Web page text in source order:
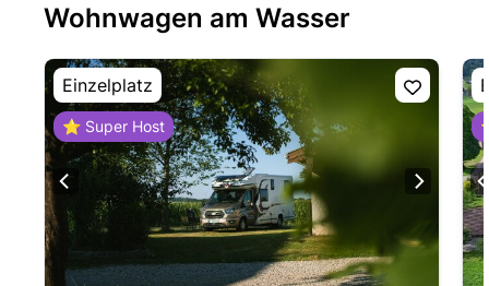
Wohnwagen am Wasser
Einzelplatz
⭐ Super Host